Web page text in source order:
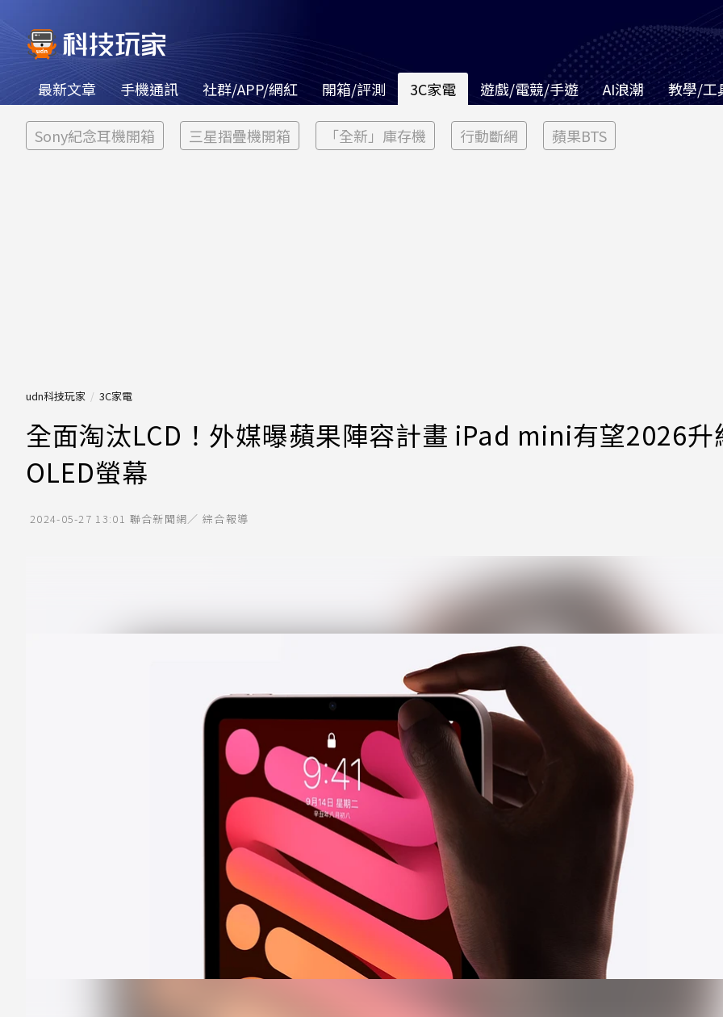
最新文章 手機通訊 社群/APP/網紅 開箱/評測 3C家電 遊戲/電競/手遊 AI浪潮 教學/工
Sony紀念耳機開箱 三星摺疊機開箱 「全新」庫存機 行動斷網 蘋果BTS
udn科技玩家 3C家電
全面淘汰LCD！外媒曝蘋果陣容計畫 iPad mini有望2026升
OLED螢幕
2024-05-27 13:01 聯合新聞網／ 綜合報導